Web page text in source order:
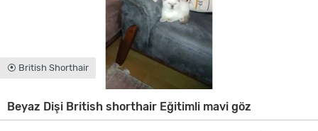
⦿ British Shorthair
Beyaz Dişi British shorthair Eğitimli mavi göz